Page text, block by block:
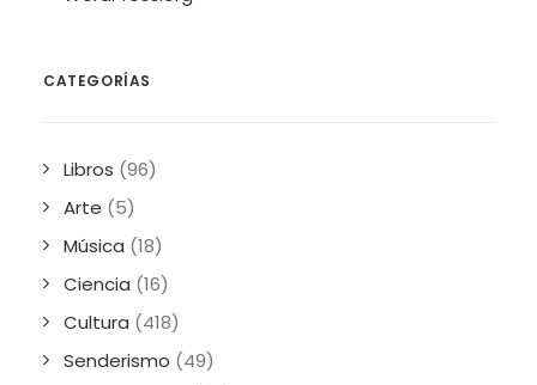
CATEGORÍAS
Libros (96)
Arte (5)
Música (18)
Ciencia (16)
Cultura (418)
Senderismo (49)